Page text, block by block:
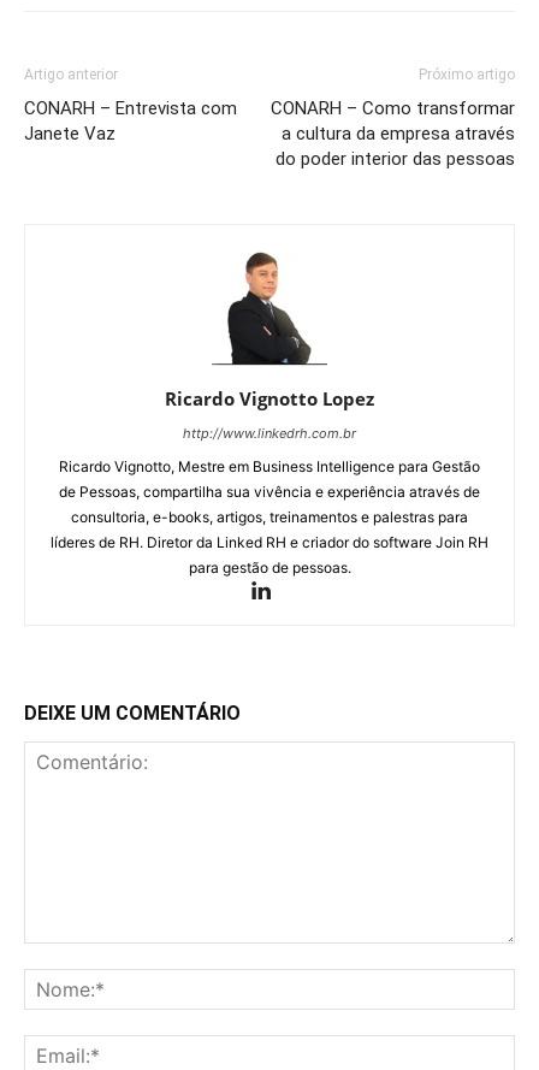
Artigo anterior
CONARH – Entrevista com
Janete Vaz
Próximo artigo
CONARH – Como transformar
a cultura da empresa através
do poder interior das pessoas
Ricardo Vignotto Lopez
http://www.linkedrh.com.br
Ricardo Vignotto, Mestre em Business Intelligence para Gestão
de Pessoas, compartilha sua vivência e experiência através de
consultoria, e-books, artigos, treinamentos e palestras para
líderes de RH. Diretor da Linked RH e criador do software Join RH
para gestão de pessoas.
DEIXE UM COMENTÁRIO